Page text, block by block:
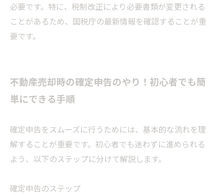
必要です。特に、税制改正により必要書類が変更される
ことがあるため、国税庁の最新情報を確認することが重
要です。
不動産売却時の確定申告のやり！初心者でも簡
単にできる手順
確定申告をスムーズに行うためには、基本的な流れを理
解することが重要です。初心者でも迷わずに進められる
よう、以下のステップに分けて解説します。
確定申告のステップ